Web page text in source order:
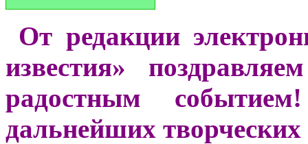
От редакции
известия»
радостным
дальнейших творческих